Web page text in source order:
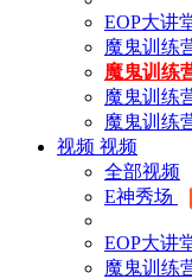
EOP大讲
魔鬼训练
魔鬼训练
魔鬼训练
魔鬼训练
视频 视频
全部视频
E神秀场
EOP大讲
魔鬼训练